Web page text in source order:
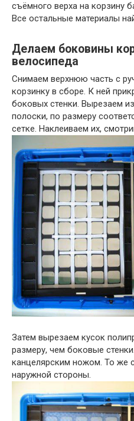
съёмного верха на корзину
Все остальные материалы
Делаем боковины
велосипеда
Снимаем верхнюю часть с
корзинку в сборе. К ней
боковых стенки. Вырезаем
полоски, по размеру
сетке. Наклеиваем их,
Затем вырезаем кусок
размеру, чем боковые
канцелярским ножом. То же
наружной стороны.